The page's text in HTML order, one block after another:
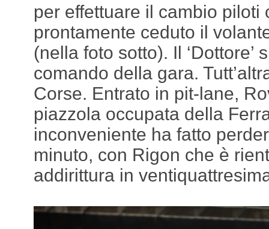
per effettuare il cambio piloti
prontamente ceduto il
(nella foto sotto). Il ‘Dottore’
comando della gara.
Corse. Entrato in pit-lane,
piazzola occupata della
inconveniente ha fatto
minuto, con Rigon che è
addirittura in